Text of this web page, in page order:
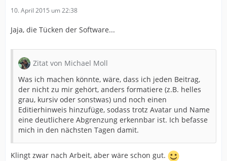
10. April 2015 um 22:38
Jaja, die Tücken der Software...
Zitat von Michael Moll
Was ich machen könnte, wäre, dass ich jeden Beitrag,
der nicht zu mir gehört, anders formatiere (z.B. helles
grau, kursiv oder sonstwas) und noch einen
Editierhinweis hinzufüge, sodass trotz Avatar und Name
eine deutlichere Abgrenzung erkennbar ist. Ich befasse
mich in den nächsten Tagen damit.
Klingt zwar nach Arbeit, aber wäre schon gut.